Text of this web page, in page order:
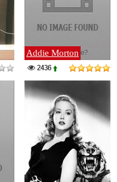
Addie Morton
2436